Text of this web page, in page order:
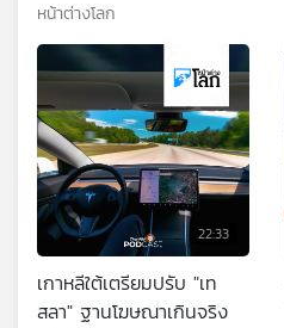
หน้าต่างโลก
22:33
เกาหลีใต้เตรียมปรับ "เท
สลา" ฐานโฆษณาเกินจริง